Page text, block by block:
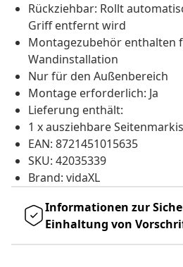
Rückziehbar: Rollt
Griff entfernt wird
Montagezubehör enthalten
Wandinstallation
Nur für den Außenbereich
Montage erforderlich: Ja
Lieferung enthält:
1 x ausziehbare
EAN: 8721451015635
SKU: 42035339
Brand: vidaXL
Informationen zur
Einhaltung von